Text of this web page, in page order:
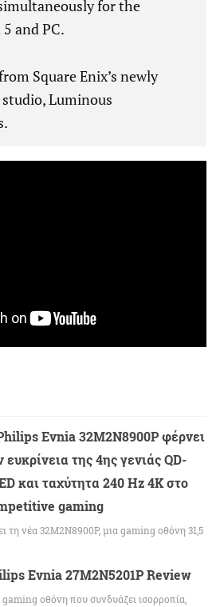
for the
and PC.
Square Enix’s newly
Luminous
Evnia 32M2N8900P φέρνει
ευκρίνεια της 4ης γενιάς QD-
και ταχύτητα 240 Hz 4K στο
gaming
νέα 32M2N8900P, μια gaming οθόνη 31,5
Evnia 27M2N5201P Review
οθόνη που συνδυάζει ισορροπία,